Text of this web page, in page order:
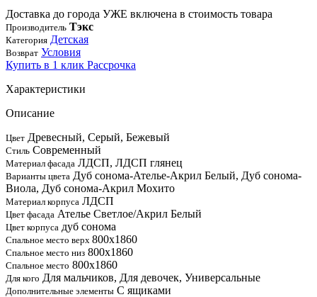
Доставка до города УЖЕ включена в стоимость товара
Производитель Тэкс
Категория Детская
Возврат Условия
Купить в 1 клик Рассрочка
Характеристики
Описание
Цвет Древесный, Серый, Бежевый
Стиль Современный
Материал фасада ЛДСП, ЛДСП глянец
Варианты цвета Дуб сонома-Ателье-Акрил Белый, Дуб сонома-
Виола, Дуб сонома-Акрил Мохито
Материал корпуса ЛДСП
Цвет фасада Ателье Светлое/Акрил Белый
Цвет корпуса дуб сонома
Спальное место верх 800х1860
Спальное место низ 800х1860
Спальное место 800х1860
Для кого Для мальчиков, Для девочек, Универсальные
Дополнительные элементы С ящиками